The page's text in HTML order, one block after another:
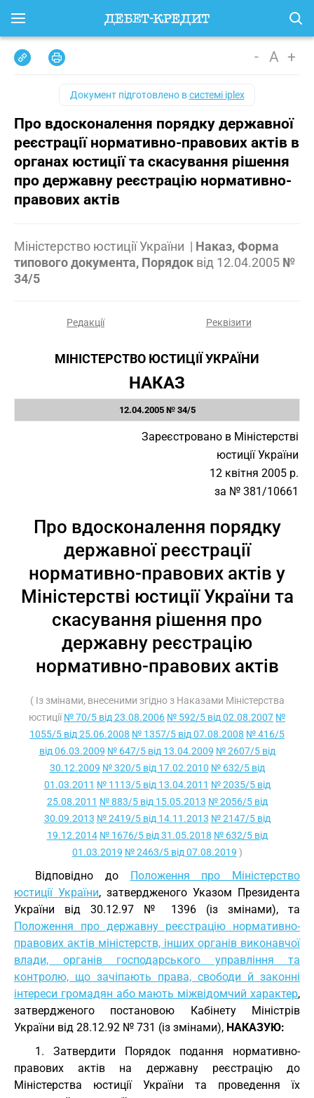
- A +
Документ підготовлено всистемі iplex
Про вдосконалення порядку державної
реєстрації нормативно-правових актів в
органах юстиції та скасування рішення
про державну реєстрацію нормативно-
правових актів
Міністерство юстиції України | Наказ, Форма
типового документа, Порядок від 12.04.2005 №
34/5
Редакції Реквізити
МІНІСТЕРСТВО ЮСТИЦІЇ УКРАЇНИ
НАКАЗ
12.04.2005 № 34/5
Зареєстровано в Міністерстві
юстиції України
12 квітня 2005 р.
за № 381/10661
Про вдосконалення порядку
державної реєстрації
нормативно-правових актів у
Міністерстві юстиції України та
скасування рішення про
державну реєстрацію
нормативно-правових актів
( Із змінами, внесеними згідно з Наказами Міністерства
юстиції№ 70/5 від 23.08.2006 № 592/5 від 02.08.2007 №
1055/5 від 25.06.2008 № 1357/5 від 07.08.2008 № 416/5
від 06.03.2009 № 647/5 від 13.04.2009 № 2607/5 від
30.12.2009 № 320/5 від 17.02.2010 № 632/5 від
01.03.2011 № 1113/5 від 13.04.2011 № 2035/5 від
25.08.2011 № 883/5 від 15.05.2013 № 2056/5 від
30.09.2013 № 2419/5 від 14.11.2013 № 2147/5 від
19.12.2014 № 1676/5 від 31.05.2018 № 632/5 від
01.03.2019 № 2463/5 від 07.08.2019 )
Відповідно до Положення про Міністерство
юстиції України, затвердженого Указом Президента
України від 30.12.97 № 1396 (із змінами), та
Положення про державну реєстрацію нормативно-
правових актів міністерств, інших органів виконавчої
влади, органів господарського управління та
контролю, що зачіпають права, свободи й законні
інтереси громадян або мають міжвідомчий характер,
затвердженого постановою Кабінету Міністрів
України від 28.12.92 № 731 (із змінами), НАКАЗУЮ:
1. Затвердити Порядок подання нормативно-
правових актів на державну реєстрацію до
Міністерства юстиції України та проведення їх